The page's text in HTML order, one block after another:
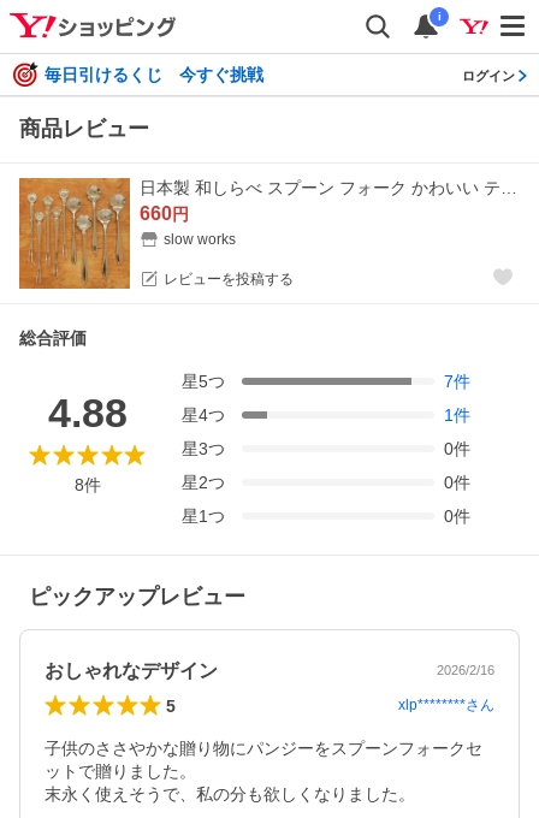
i
毎日引けるくじ 今すぐ挑戦 ログイン
商品レビュー
660円
slow works
レビューを投稿する
総合評価
4.88
8件
星5つ 7件
星4つ 1件
星3つ 0件
星2つ 0件
星1つ 0件
ピックアップレビュー
おしゃれなデザイン 2026/2/16
5 xlp********さん
子供のささやかな贈り物にパンジーをスプーンフォークセ
ットで贈りました。
末永く使えそうで、私の分も欲しくなりました。